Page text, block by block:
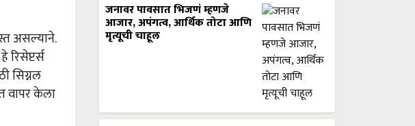
असल्याने.
सिग्नल
वापर केला
जनावर पावसात भिजणं म्हणजे
आजार, अपंगत्व, आर्थिक तोटा आणि
मृत्यूची चाहूल